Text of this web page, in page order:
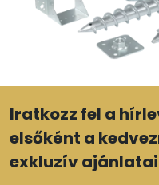
Iratkozz fel a
elsőként a
exkluzív